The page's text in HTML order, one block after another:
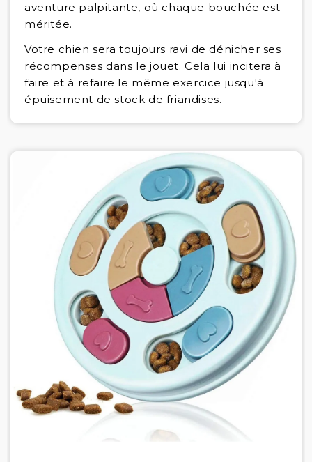
aventure palpitante, où chaque bouchée est
méritée.
Votre chien sera toujours ravi de dénicher ses
récompenses dans le jouet. Cela lui incitera à
faire et à refaire le même exercice jusqu'à
épuisement de stock de friandises.